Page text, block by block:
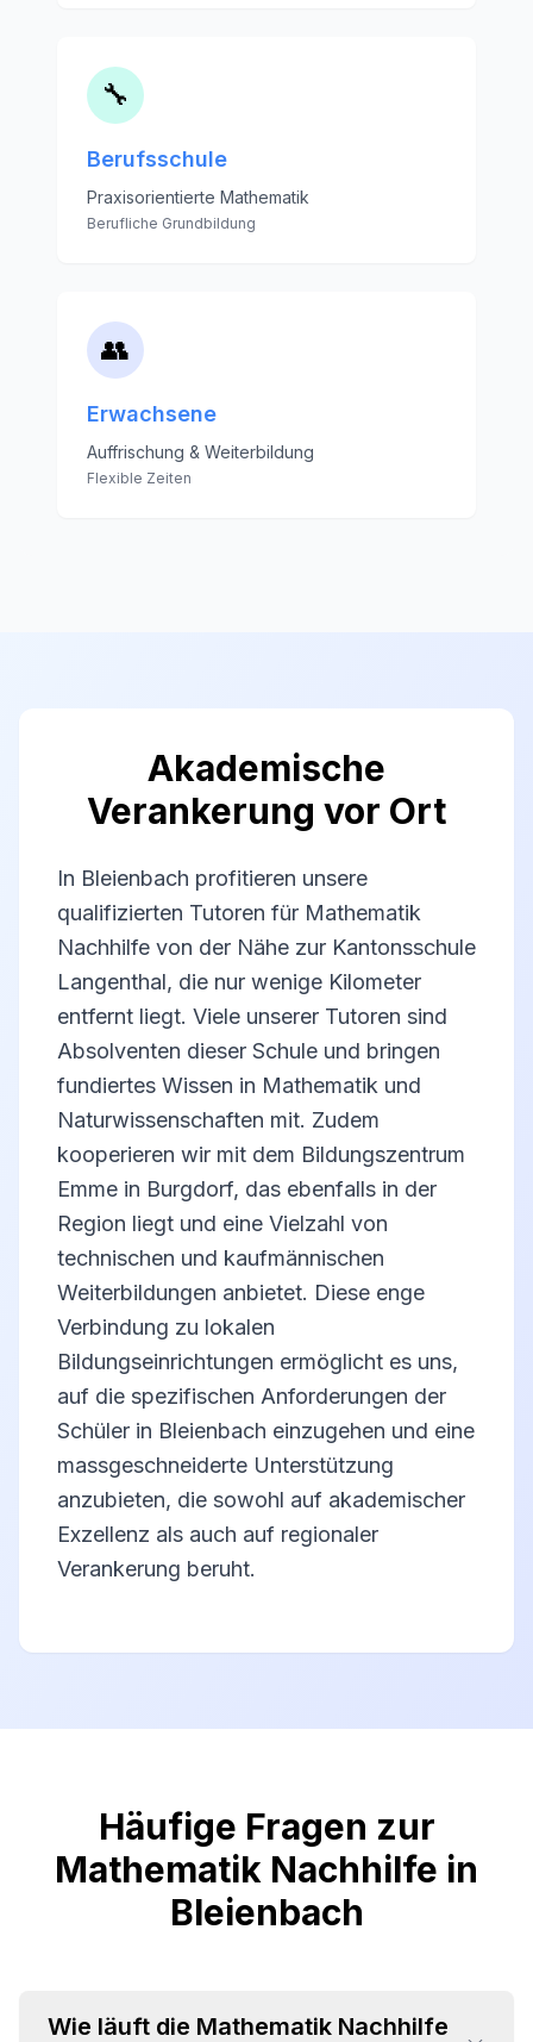
🔧
Berufsschule
Praxisorientierte Mathematik
Berufliche Grundbildung
👥
Erwachsene
Auffrischung & Weiterbildung
Flexible Zeiten
Akademische
Verankerung vor Ort
In Bleienbach profitieren unsere
qualifizierten Tutoren für Mathematik
Nachhilfe von der Nähe zur Kantonsschule
Langenthal, die nur wenige Kilometer
entfernt liegt. Viele unserer Tutoren sind
Absolventen dieser Schule und bringen
fundiertes Wissen in Mathematik und
Naturwissenschaften mit. Zudem
kooperieren wir mit dem Bildungszentrum
Emme in Burgdorf, das ebenfalls in der
Region liegt und eine Vielzahl von
technischen und kaufmännischen
Weiterbildungen anbietet. Diese enge
Verbindung zu lokalen
Bildungseinrichtungen ermöglicht es uns,
auf die spezifischen Anforderungen der
Schüler in Bleienbach einzugehen und eine
massgeschneiderte Unterstützung
anzubieten, die sowohl auf akademischer
Exzellenz als auch auf regionaler
Verankerung beruht.
Häufige Fragen zur
Mathematik Nachhilfe in
Bleienbach
Wie läuft die Mathematik Nachhilfe